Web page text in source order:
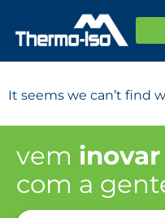
It seems we can’t find
vem inovar
com a